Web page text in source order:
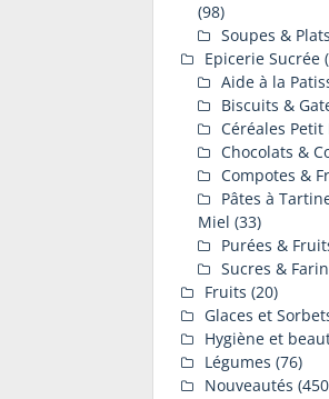
(98)
Soupes &
Epicerie Sucrée
Aide à la
Biscuits &
Céréales
Chocolats &
Compotes &
Pâtes à
Miel (33)
Purées &
Sucres &
Fruits (20)
Glaces et
Hygiène et
Légumes (76)
Nouveautés